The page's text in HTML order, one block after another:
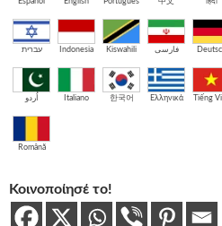
עברית Indonesia Kiswahili فارسی
اُردو Italiano 한국어 Ελληνικά Tiếng
Română
Κοινοποίησέ το!